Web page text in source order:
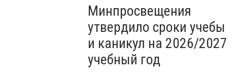
Минпросвещения
утвердило сроки учебы
и каникул на 2026/2027
учебный год